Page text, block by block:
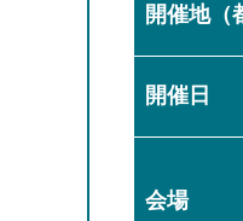
開催地（
開催日
会場